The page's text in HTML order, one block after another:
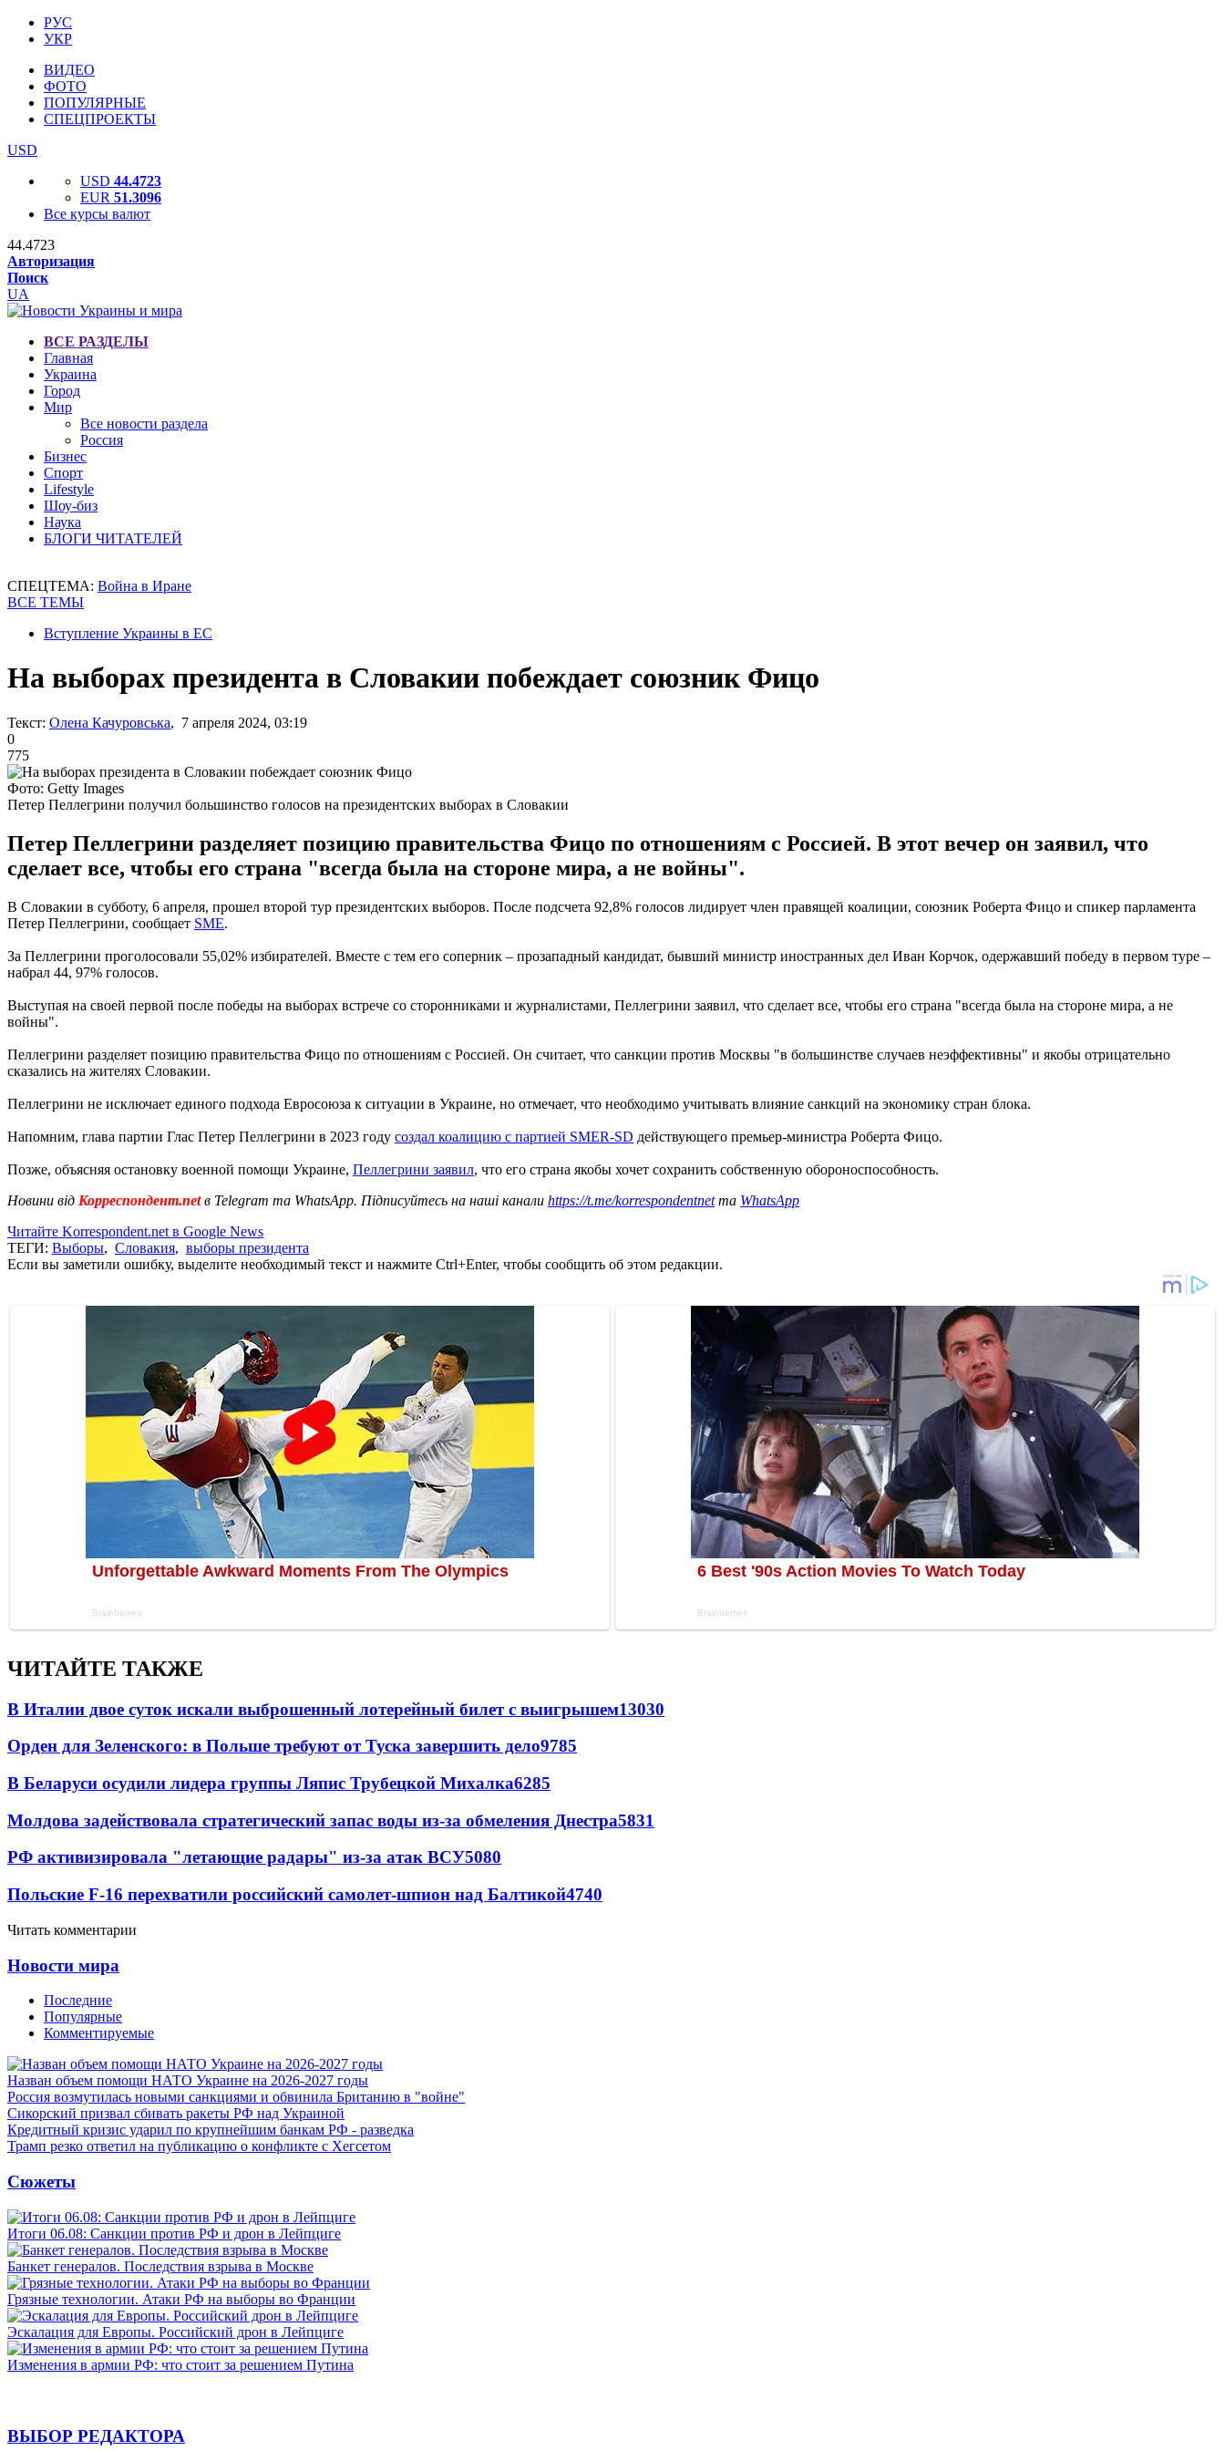
РУС
УКР
ВИДЕО
ФОТО
ПОПУЛЯРНЫЕ
СПЕЦПРОЕКТЫ
USD
USD 44.4723
EUR 51.3096
Все курсы валют
44.4723
Авторизация
Поиск
UA
ВСЕ РАЗДЕЛЫ
Главная
Украина
Город
Мир
Все новости раздела
Россия
Бизнес
Спорт
Lifestyle
Шоу-биз
Наука
БЛОГИ ЧИТАТЕЛЕЙ
СПЕЦТЕМА: Война в Иране
ВСЕ ТЕМЫ
Вступление Украины в ЕС
На выборах президента в Словакии побеждает союзник Фицо
Текст: Олена Качуровська, 7 апреля 2024, 03:19
0
775
Фото: Getty Images
Петер Пеллегрини получил большинство голосов на президентских выборах в Словакии
Петер Пеллегрини разделяет позицию правительства Фицо по отношениям с Россией. В этот вечер он заявил, что
сделает все, чтобы его страна "всегда была на стороне мира, а не войны".
В Словакии в субботу, 6 апреля, прошел второй тур президентских выборов. После подсчета 92,8% голосов лидирует член правящей коалиции, союзник Роберта Фицо и спикер парламента
Петер Пеллегрини, сообщает SME.
За Пеллегрини проголосовали 55,02% избирателей. Вместе с тем его соперник – прозападный кандидат, бывший министр иностранных дел Иван Корчок, одержавший победу в первом туре –
набрал 44, 97% голосов.
Выступая на своей первой после победы на выборах встрече со сторонниками и журналистами, Пеллегрини заявил, что сделает все, чтобы его страна "всегда была на стороне мира, а не
войны".
Пеллегрини разделяет позицию правительства Фицо по отношениям с Россией. Он считает, что санкции против Москвы "в большинстве случаев неэффективны" и якобы отрицательно
сказались на жителях Словакии.
Пеллегрини не исключает единого подхода Евросоюза к ситуации в Украине, но отмечает, что необходимо учитывать влияние санкций на экономику стран блока.
Напомним, глава партии Глас Петер Пеллегрини в 2023 году создал коалицию с партией SMER-SD действующего премьер-министра Роберта Фицо.
Позже, объясняя остановку военной помощи Украине, Пеллегрини заявил, что его страна якобы хочет сохранить собственную обороноспособность.
Новини від Корреспондент.netв Telegram та WhatsApp. Підписуйтесь на наші канали https://t.me/korrespondentnetта WhatsApp
Читайте Korrespondent.net в Google News
ТЕГИ: Выборы, Словакия, выборы президента
Если вы заметили ошибку, выделите необходимый текст и нажмите Ctrl+Enter, чтобы сообщить об этом редакции.
ЧИТАЙТЕ ТАКЖЕ
В Италии двое суток искали выброшенный лотерейный билет с выигрышем13030
Орден для Зеленского: в Польше требуют от Туска завершить дело9785
В Беларуси осудили лидера группы Ляпис Трубецкой Михалка6285
Молдова задействовала стратегический запас воды из-за обмеления Днестра5831
РФ активизировала "летающие радары" из-за атак ВСУ5080
Польские F-16 перехватили российский самолет-шпион над Балтикой4740
Читать комментарии
Новости мира
Последние
Популярные
Комментируемые
Назван объем помощи НАТО Украине на 2026-2027 годы
Россия возмутилась новыми санкциями и обвинила Британию в "войне"
Сикорский призвал сбивать ракеты РФ над Украиной
Кредитный кризис ударил по крупнейшим банкам РФ - разведка
Трамп резко ответил на публикацию о конфликте с Хегсетом
Сюжеты
Итоги 06.08: Санкции против РФ и дрон в Лейпциге
Банкет генералов. Последствия взрыва в Москве
Грязные технологии. Атаки РФ на выборы во Франции
Эскалация для Европы. Российский дрон в Лейпциге
Изменения в армии РФ: что стоит за решением Путина
ВЫБОР РЕДАКТОРА